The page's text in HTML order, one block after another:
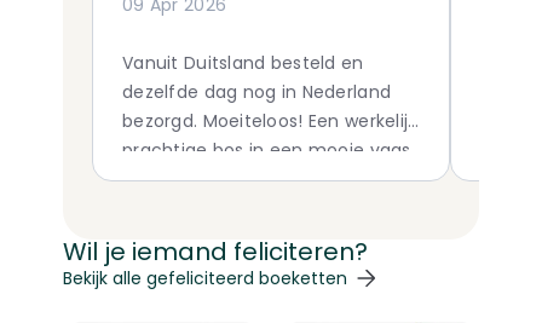
09 Apr 2026
Vanuit Duitsland besteld en
dezelfde dag nog in Nederland
bezorgd. Moeiteloos! Een werkelijk
prachtige bos in een mooie vaas,
kaartje erbij. Paps en mams
Wil je iemand feliciteren?
Navigeren door de elementen van de carrousel is
Druk om carrousel over te slaan
Bekijk alle gefeliciteerd boeketten